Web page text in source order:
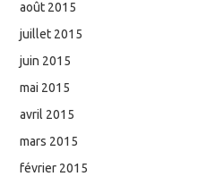
août 2015
juillet 2015
juin 2015
mai 2015
avril 2015
mars 2015
février 2015